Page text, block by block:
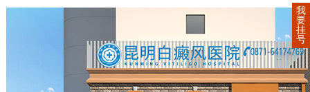
我
要
挂
号